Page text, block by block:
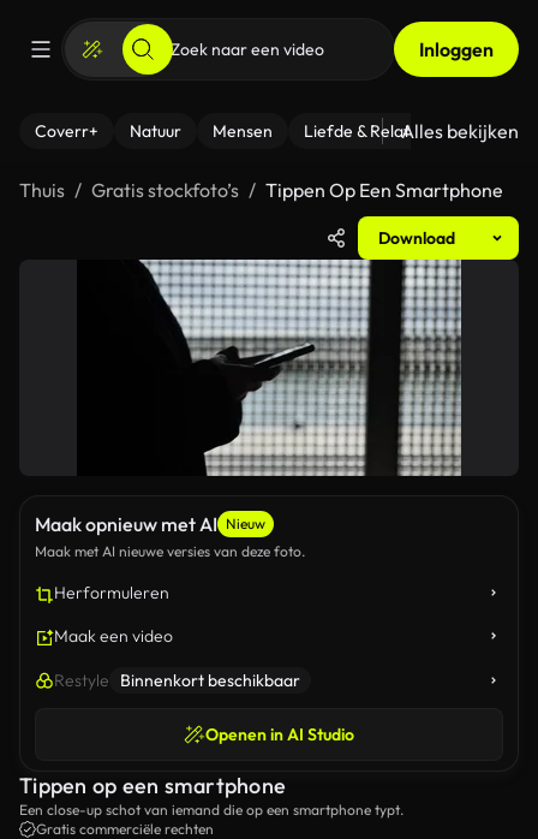
Inloggen
Coverr+ Natuur Mensen Liefde & Relaties - Fitness
Alles bekijken
Thuis Gratis stockfoto’s Tippen Op Een Smartphone
Download
Maak opnieuw met AI Nieuw
Maak met AI nieuwe versies van deze foto.
Herformuleren
Maak een video
Restyle Binnenkort beschikbaar
Openen in AI Studio
Tippen op een smartphone
Een close-up schot van iemand die op een smartphone typt.
Gratis commerciële rechten